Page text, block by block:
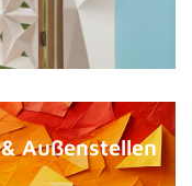
Außenstellen